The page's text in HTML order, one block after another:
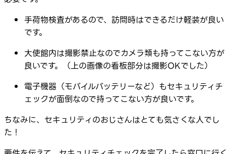
手荷物検査があるので、訪問時はできるだけ軽装が良い
です。
大使館内は撮影禁止なのでカメラ類も持ってこない方が
良いです。（上の画像の看板部分は撮影OKでした）
電子機器（モバイルバッテリーなど）もセキュリティチ
ェックが面倒なので持ってこない方が良いです。
ちなみに、セキュリティのおじさんはとても気さくな人でし
た！